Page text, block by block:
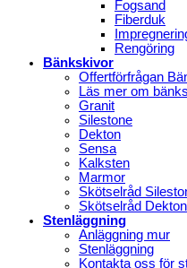
Fogsand
Fiberduk
Rengöring
Bänkskivor
Offertförfrågan
Läs mer om
Granit
Silestone
Dekton
Sensa
Kalksten
Marmor
Skötselråd
Skötselråd Dekton
Stenläggning
Anläggning mur
Stenläggning
Kontakta oss för